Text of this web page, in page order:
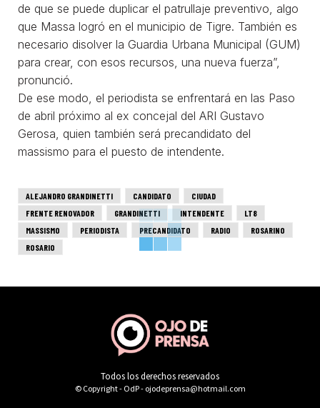
de que se puede duplicar el patrullaje preventivo, algo
que Massa logró en el municipio de Tigre. También es
necesario disolver la Guardia Urbana Municipal (GUM)
para crear, con esos recursos, una nueva fuerza”,
pronunció.
De ese modo, el periodista se enfrentará en las Paso
de abril próximo al ex concejal del ARI Gustavo
Gerosa, quien también será precandidato del
massismo para el puesto de intendente.
ALEJANDRO GRANDINETTI CANDIDATO
CIUDAD
FRENTE RENOVADOR
GRANDINETTI INTENDENTE
LT8
MASSISMO
PERIODISTA PRECANDIDATO RADIO
ROSARINO
ROSARIO
Todos los derechos reservados
© Copyright - OdP - ojodeprensa@hotmail.com